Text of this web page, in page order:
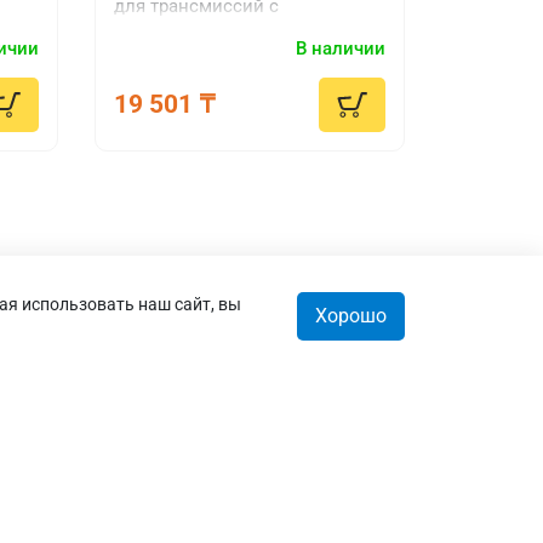
для трансмиссий с
дифференциалами "Limited
В наличии
19 501 ₸
использовать наш сайт, вы
Хорошо